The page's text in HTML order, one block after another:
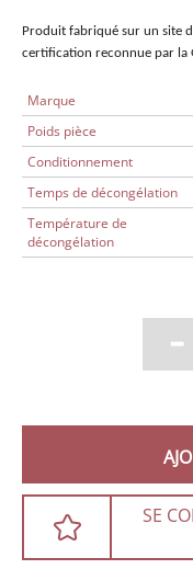
Produit fabriqué sur un site
certification reconnue par la
Marque
Poids pièce
Conditionnement
Temps de décongélation
Température de
décongélation
SE